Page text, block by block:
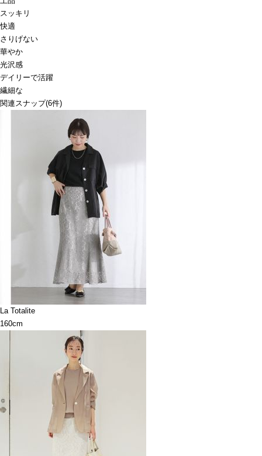
スッキリ
快適
さりげない
華やか
光沢感
デイリーで活躍
繊細な
関連スナップ(6件)
La Totalite
160cm